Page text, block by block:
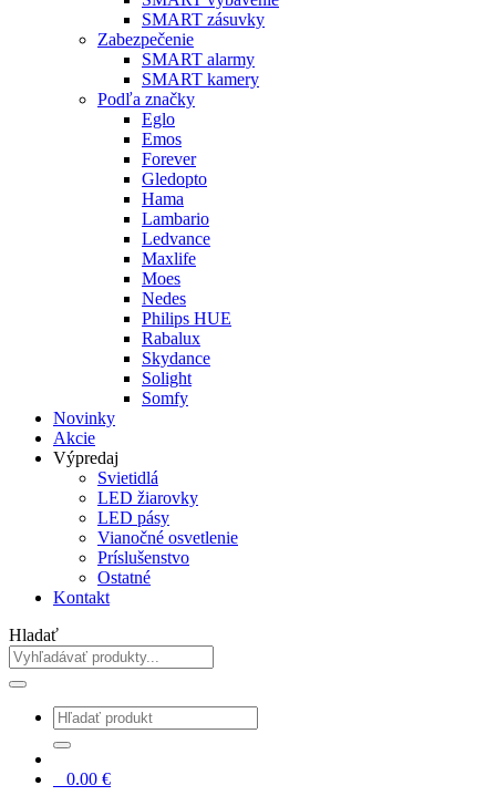
SMART zásuvky
Zabezpečenie
SMART alarmy
SMART kamery
Podľa značky
Eglo
Emos
Forever
Gledopto
Hama
Lambario
Ledvance
Maxlife
Moes
Nedes
Philips HUE
Rabalux
Skydance
Solight
Somfy
Novinky
Akcie
Výpredaj
Svietidlá
LED žiarovky
LED pásy
Vianočné osvetlenie
Príslušenstvo
Ostatné
Kontakt
Hladať
0.00 €